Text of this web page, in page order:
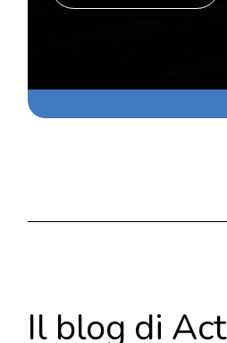
Il blog di Act